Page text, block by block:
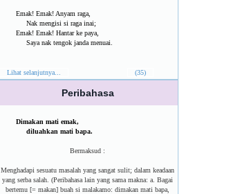
Emak! Emak! Anyam raga,
Nak mengisi si raga inai;
Emak! Emak! Hantar ke paya,
Saya nak tengok janda menuai.
Lihat selanjutnya... (35)
Peribahasa
Dimakan mati emak,
diluahkan mati bapa.
Bermaksud :
Menghadapi sesuatu masalah yang sangat sulit; dalam keadaan
yang serba salah. (Peribahasa lain yang sama makna: a. Bagai
bertemu [= makan] buah si malakamo: dimakan mati bapa,